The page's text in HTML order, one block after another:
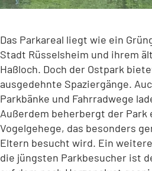
Das Parkareal liegt wie ein
Stadt Rüsselsheim und ihrem
Haßloch. Doch der Ostpark
ausgedehnte Spaziergänge.
Parkbänke und Fahrradwege
Außerdem beherbergt der Park
Vogelgehege, das besonders
Eltern besucht wird. Ein
die jüngsten Parkbesucher ist